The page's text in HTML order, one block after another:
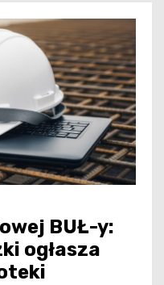
BUŁ-y:
ogłasza